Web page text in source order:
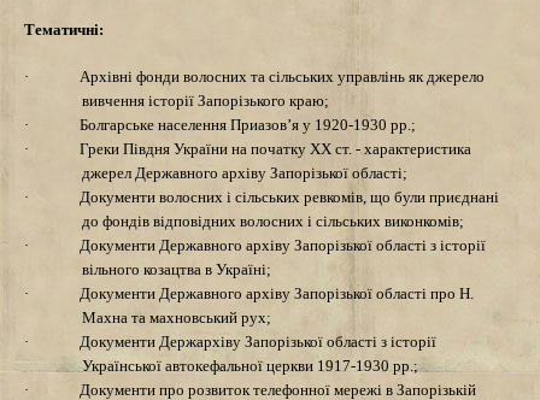
Тематичні:
·
Архiвнi фонди волосних та сільських управлінь як джерело
вивчення iсторiї Запорізького краю;
·
Болгарське населення Приазов’я у 1920-1930 рр.;
·
Греки Пiвдня України на початку ХХ ст. - характеристика
джерел Державного архiву Запорiзької областi;
·
Документи волосних i сiльських ревкомiв, що були приєднані
до фондів вiдповiдних волосних i сільських виконкомів;
·
Документи Державного архіву Запорізької області з iсторiї
вільного козацтва в Україні;
·
Документи Державного архіву Запорізької області про Н.
Махна та махновський рух;
·
Документи Держархiву Запорізької області з iсторiї
Української автокефальної церкви 1917-1930 рр.;
·
Документи про розвиток телефонної мережі в Запорiзькiй